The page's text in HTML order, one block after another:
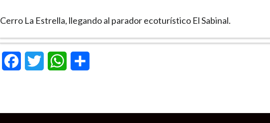
Cerro La Estrella, llegando al parador ecoturístico El Sabinal.
FacebookTwitter WhatsApp